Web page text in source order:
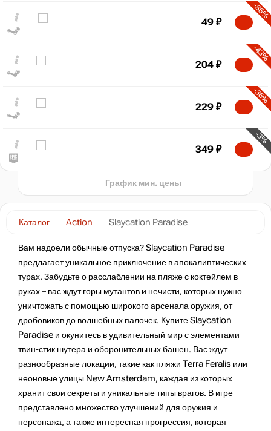
Каталог Action Slaycation Paradise
Вам надоели обычные отпуска? Slaycation Paradise
предлагает уникальное приключение в апокалиптических
турах. Забудьте о расслаблении на пляже с коктейлем в
руках – вас ждут горы мутантов и нечисти, которых нужно
уничтожать с помощью широкого арсенала оружия, от
дробовиков до волшебных палочек. Купите Slaycation
Paradise и окунитесь в удивительный мир с элементами
твин-стик шутера и оборонительных башен. Вас ждут
разнообразные локации, такие как пляжи Terra Feralis или
неоновые улицы New Amsterdam, каждая из которых
хранит свои секреты и уникальные типы врагов. В игре
представлено множество улучшений для оружия и
персонажа, а также интересная прогрессия, которая
-86%
49 ₽
-43%
204 ₽
-36%
229 ₽
-3%
349 ₽
200
График мин. цены